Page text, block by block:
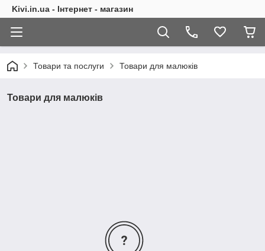
Kivi.in.ua - Інтернет - магазин
Товари та послуги Товари для малюків
Товари для малюків